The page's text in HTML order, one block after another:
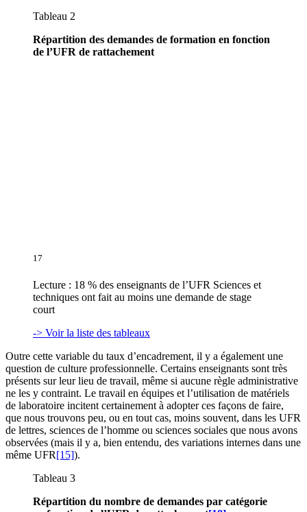
Tableau 2
Répartition des demandes de formation en fonction
de l’UFR de rattachement
17
Lecture : 18 % des enseignants de l’UFR Sciences et
techniques ont fait au moins une demande de stage
court
-> Voir la liste des tableaux
Outre cette variable du taux d’encadrement, il y a également une
question de culture professionnelle. Certains enseignants sont très
présents sur leur lieu de travail, même si aucune règle administrative
ne les y contraint. Le travail en équipes et l’utilisation de matériels
de laboratoire incitent certainement à adopter ces façons de faire,
que nous trouvons peu, ou en tout cas, moins souvent, dans les UFR
de lettres, sciences de l’homme ou sciences sociales que nous avons
observées (mais il y a, bien entendu, des variations internes dans une
même UFR[15]).
Tableau 3
Répartition du nombre de demandes par catégorie